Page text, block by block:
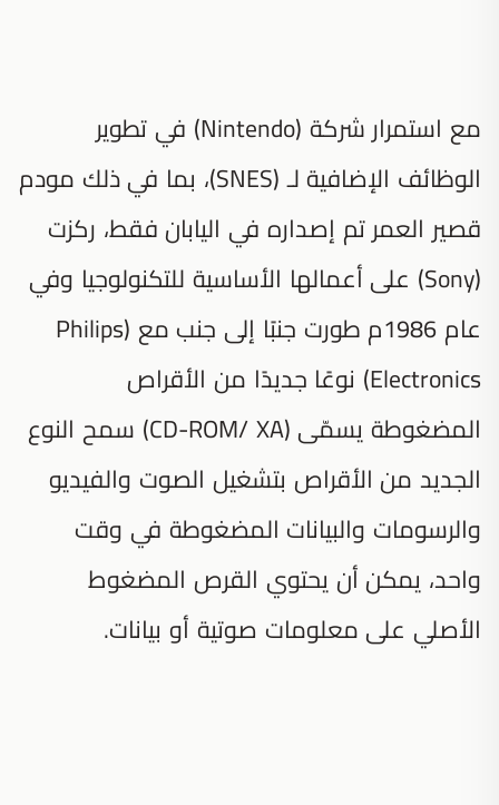
مع استمرار شركة (Nintendo) في تطوير
الوظائف الإضافية لـ (SNES)، بما في ذلك مودم
قصير العمر تم إصداره في اليابان فقط، ركزت
(Sony) على أعمالها الأساسية للتكنولوجيا وفي
عام 1986م طورت جنبًا إلى جنب مع (Philips
Electronics) نوعًا جديدًا من الأقراص
المضغوطة يسمّى (CD-ROM/ XA) سمح النوع
الجديد من الأقراص بتشغيل الصوت والفيديو
والرسومات والبيانات المضغوطة في وقت
واحد، يمكن أن يحتوي القرص المضغوط
الأصلي على معلومات صوتية أو بيانات.